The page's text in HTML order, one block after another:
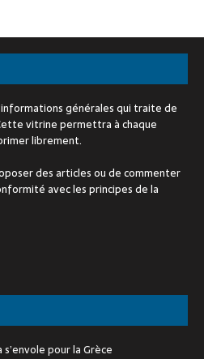
générales qui traite de
vitrine permettra à chaque
librement.
des articles ou de commenter
avec les principes de la
pour la Grèce